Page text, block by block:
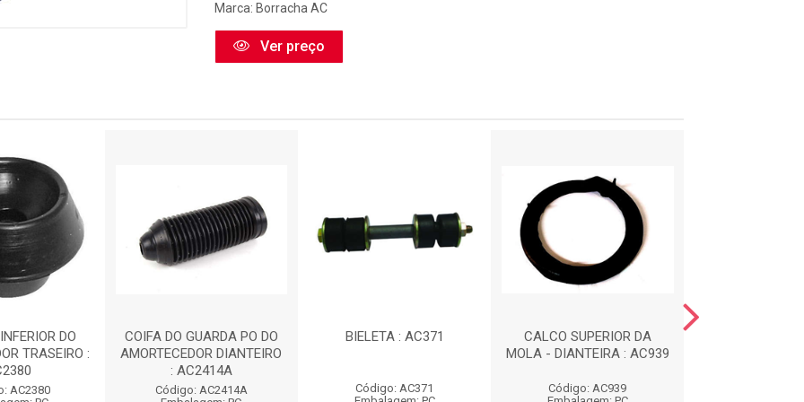
Marca: Borracha AC
Ver preço
DO
TRASEIRO :
AC2380
COIFA DO GUARDA PO DO
AMORTECEDOR DIANTEIRO
: AC2414A
Código: AC2414A
BIELETA : AC371
Código: AC371
CALCO SUPERIOR DA
MOLA - DIANTEIRA : AC939
Código: AC939